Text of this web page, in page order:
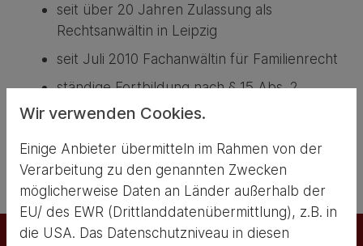
seit über 20 Jahren Zulassung als
Rechtsanwältin in Leipzig
seit Juli 2010 Fachanwältin für Familienrecht
ständige Fortbildung nach § 15 Abs. 2
Fachanwaltsordnung
Familienrecht
Wir verwenden Cookies.
Einige Anbieter übermitteln im Rahmen von der
Verarbeitung zu den genannten Zwecken
möglicherweise Daten an Länder außerhalb der
EU/ des EWR (Drittlanddatenübermittlung), z.B. in
die USA. Das Datenschutzniveau in diesen